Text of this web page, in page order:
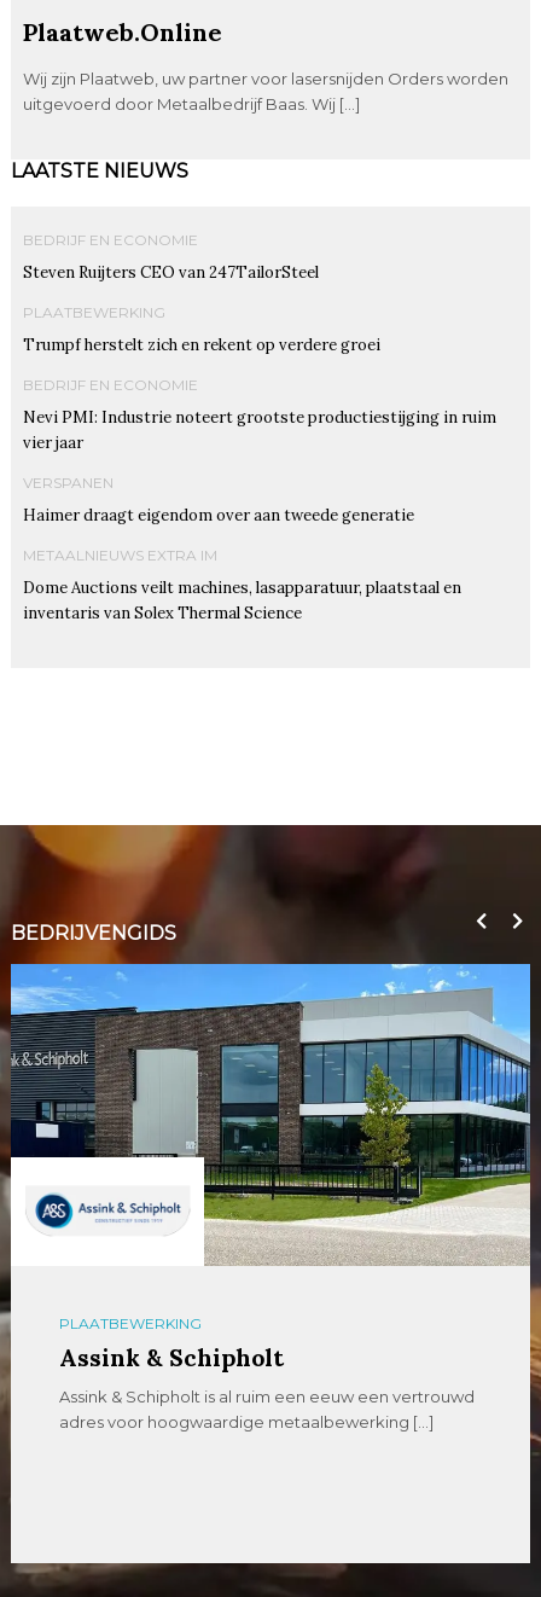
Plaatweb.Online
Wij zijn Plaatweb, uw partner voor lasersnijden Orders worden
uitgevoerd door Metaalbedrijf Baas. Wij […]
LAATSTE NIEUWS
BEDRIJF EN ECONOMIE
Steven Ruijters CEO van 247TailorSteel
PLAATBEWERKING
Trumpf herstelt zich en rekent op verdere groei
BEDRIJF EN ECONOMIE
Nevi PMI: Industrie noteert grootste productiestijging in ruim
vier jaar
VERSPANEN
Haimer draagt eigendom over aan tweede generatie
METAALNIEUWS EXTRA IM
Dome Auctions veilt machines, lasapparatuur, plaatstaal en
inventaris van Solex Thermal Science
BEDRIJVENGIDS
PLAATBEWERKING
Assink & Schipholt
Assink & Schipholt is al ruim een eeuw een vertrouwd
adres voor hoogwaardige metaalbewerking […]